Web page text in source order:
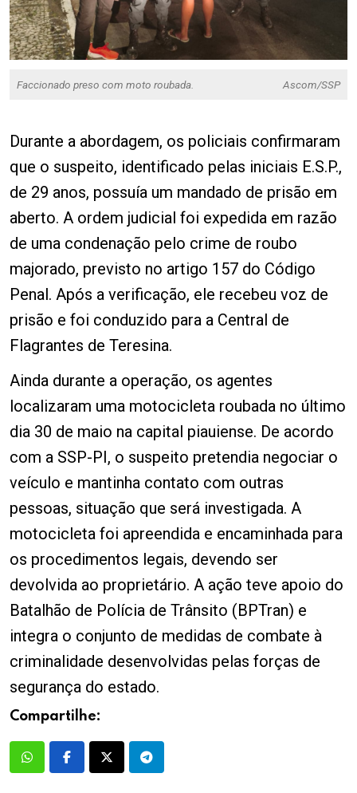
Faccionado preso com moto roubada. Ascom/SSP
Durante a abordagem, os policiais confirmaram
que o suspeito, identificado pelas iniciais E.S.P.,
de 29 anos, possuía um mandado de prisão em
aberto. A ordem judicial foi expedida em razão
de uma condenação pelo crime de roubo
majorado, previsto no artigo 157 do Código
Penal. Após a verificação, ele recebeu voz de
prisão e foi conduzido para a Central de
Flagrantes de Teresina.
Ainda durante a operação, os agentes
localizaram uma motocicleta roubada no último
dia 30 de maio na capital piauiense. De acordo
com a SSP-PI, o suspeito pretendia negociar o
veículo e mantinha contato com outras
pessoas, situação que será investigada. A
motocicleta foi apreendida e encaminhada para
os procedimentos legais, devendo ser
devolvida ao proprietário. A ação teve apoio do
Batalhão de Polícia de Trânsito (BPTran) e
integra o conjunto de medidas de combate à
criminalidade desenvolvidas pelas forças de
segurança do estado.
Compartilhe: